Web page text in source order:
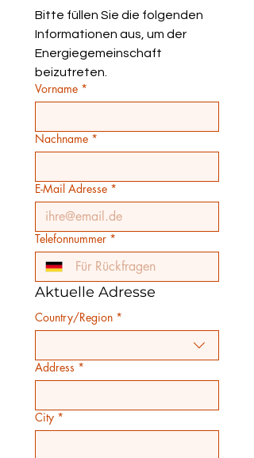
Bitte füllen Sie die folgenden
Informationen aus, um der
Energiegemeinschaft
beizutreten.
Vorname *
Nachname *
E-Mail Adresse *
Telefonnummer *
Aktuelle Adresse
Lieferadresse
Country/Region *
Address *
City *